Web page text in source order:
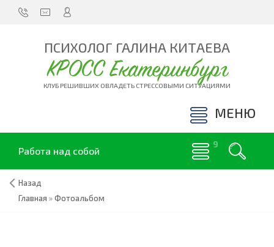
ПСИХОЛОГ ГАЛИНА КИТАЕВА
КРОСС Екатеринбург
КЛУБ РЕШИВШИХ ОВЛАДЕТЬ СТРЕССОВЫМИ СИТУАЦИЯМИ
МЕНЮ
Работа над собой
Назад
Главная »Фотоальбом